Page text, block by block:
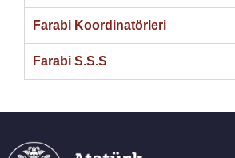
Farabi Koordinatörleri
Farabi S.S.S